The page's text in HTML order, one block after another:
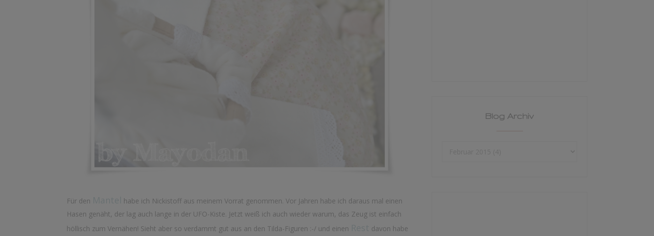
Für den
habe ich Nickistoff aus meinem Vorrat genommen. Vor Jahren habe ich daraus mal einen
Hasen genäht, der lag auch lange in der UFO-Kiste. Jetzt weiß ich auch wieder warum, das Zeug ist einfach
höllisch zum Vernähen! Sieht aber so verdammt gut aus an den Tilda-Figuren :-/ und einen
davon habe
Blog Archiv